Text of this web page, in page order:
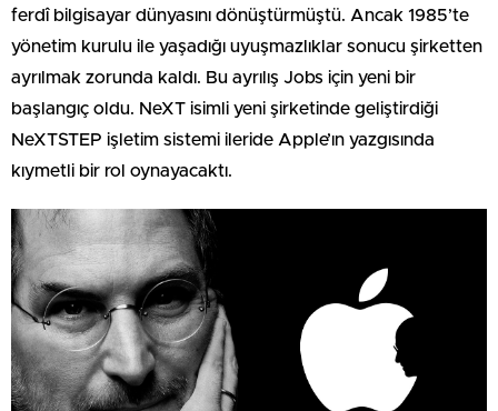
ferdî bilgisayar dünyasını dönüştürmüştü. Ancak 1985’te
yönetim kurulu ile yaşadığı uyuşmazlıklar sonucu şirketten
ayrılmak zorunda kaldı. Bu ayrılış Jobs için yeni bir
başlangıç oldu. NeXT isimli yeni şirketinde geliştirdiği
NeXTSTEP işletim sistemi ileride Apple’ın yazgısında
kıymetli bir rol oynayacaktı.